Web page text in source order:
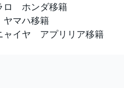
ロ ホンダ移籍
マハ移籍
ャイヤ アプリリア移籍